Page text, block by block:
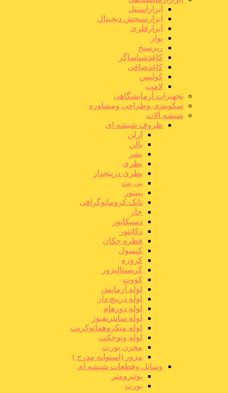
ابزاراستیل
ابزارسنجش دیجیتال
ابزارفلزی
پوار
ریزسنج
کاغذشناساگر
کاغذصافی
کولیس
لامپ
تجهیزات آزمایشگاهی
سکوبندی وطراحی ومشاوره
شیشه آلات
ظروف شیشه ای
ارلن
بالن
بشر
بطری
بطری درپیچدار
پی پت
پیپتور
تانک کروماتوگرافی
جار
دسیکاتور
دکانتور
قطره چکان
کپسول
کروزه
کریستالیزور
کووت
لوله آزمایش
لوله درپیچ دار
لوله دورهام
لوله سانتریفیوژ
لوله میکروهماتوکریت
لوله ونوجکت
مخزن بورت
مزور (استوانه مدرج )
وسایل وقطعات شیشه ای
بوتیرومتر
بورت